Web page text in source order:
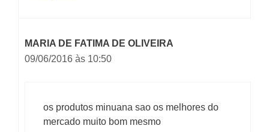
MARIA DE FATIMA DE OLIVEIRA
09/06/2016 às 10:50
os produtos minuana sao os melhores do
mercado muito bom mesmo